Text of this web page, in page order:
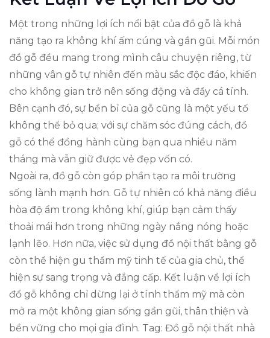
Một trong những lợi ích nổi bật của đồ gỗ là khả
năng tạo ra không khí ấm cúng và gần gũi. Mỗi món
đồ gỗ đều mang trong mình câu chuyện riêng, từ
những vân gỗ tự nhiên đến màu sắc độc đáo, khiến
cho không gian trở nên sống động và đầy cá tính.
Bên cạnh đó, sự bền bỉ của gỗ cũng là một yếu tố
không thể bỏ qua; với sự chăm sóc đúng cách, đồ
gỗ có thể đồng hành cùng bạn qua nhiều năm
tháng mà vẫn giữ được vẻ đẹp vốn có.
Ngoài ra, đồ gỗ còn góp phần tạo ra môi trường
sống lành mạnh hơn. Gỗ tự nhiên có khả năng điều
hòa độ ẩm trong không khí, giúp bạn cảm thấy
thoải mái hơn trong những ngày nắng nóng hoặc
lạnh lẽo. Hơn nữa, việc sử dụng đồ nội thất bằng gỗ
còn thể hiện gu thẩm mỹ tinh tế của gia chủ, thể
hiện sự sang trọng và đẳng cấp. Kết luận về lợi ích
đồ gỗ không chỉ dừng lại ở tính thẩm mỹ mà còn
mở ra một không gian sống gần gũi, thân thiện và
bền vững cho mọi gia đình. Tag: Đồ gỗ nội thất nhà